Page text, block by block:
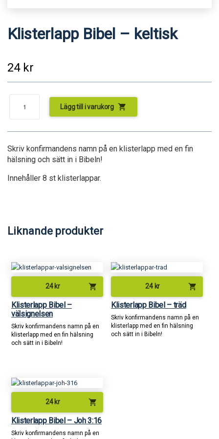
Klisterlapp Bibel – keltisk
24 kr
Lägg till i varukorg shopping_cart
Skriv konfirmandens namn på en klisterlapp med en fin
hälsning och sätt in i Bibeln!
Innehåller 8 st klisterlappar.
Liknande produkter
24 kr shopping_cart
Klisterlapp Bibel –
välsignelsen
Skriv konfirmandens namn på en
klisterlapp med en fin hälsning
och sätt in i Bibeln!
24 kr shopping_cart
Klisterlapp Bibel – träd
Skriv konfirmandens namn på en
klisterlapp med en fin hälsning
och sätt in i Bibeln!
24 kr shopping_cart
Klisterlapp Bibel – Joh 3:16
Skriv konfirmandens namn på en